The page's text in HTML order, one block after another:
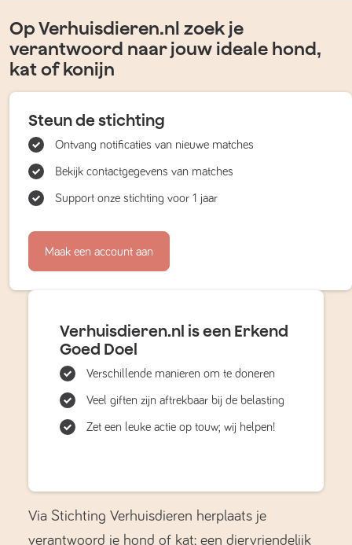
Op Verhuisdieren.nl zoek je
verantwoord naar jouw ideale hond,
kat of konijn
Steun de stichting
Ontvang notificaties van nieuwe matches
Bekijk contactgegevens van matches
Support onze stichting voor 1 jaar
Maak een account aan
Verhuisdieren.nl is een Erkend
Goed Doel
Verschillende manieren om te doneren
Veel giften zijn aftrekbaar bij de belasting
Zet een leuke actie op touw; wij helpen!
Via Stichting Verhuisdieren herplaats je
verantwoord je hond of kat; een diervriendelijk